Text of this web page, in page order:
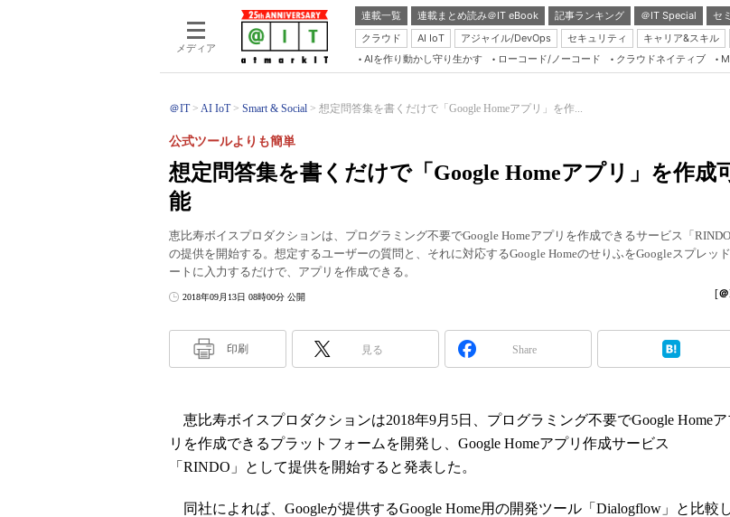
メディア
連載一覧 連載まとめ読み＠IT eBook 記事ランキング ＠IT Special セ
クラウド
AI IoT アジャイル/DevOps セキュリティ キャリア&スキル
AIを作り動かし守り生かす ローコード/ノーコード クラウドネイティブ
＠IT AI IoT Smart & Social 想定問答集を書くだけで「Google Homeアプリ」を作...
想定問答集を書くだけで「Google Homeアプリ」を作成
能
公式ツールよりも簡単
恵比寿ボイスプロダクションは、プログラミング不要でGoogle Homeアプリを作成できるサービス「RINDO
の提供を開始する。想定するユーザーの質問と、それに対応するGoogle HomeのせりふをGoogleスプレッ
ートに入力するだけで、アプリを作成できる。
2018年09月13日 08時00分 公開 [
印刷 見る Share
恵比寿ボイスプロダクションは2018年9月5日、プログラミング不要でGoogle Homeア
リを作成できるプラットフォームを開発し、Google Homeアプリ作成サービス
「RINDO」として提供を開始すると発表した。
同社によれば、Googleが提供するGoogle Home用の開発ツール「Dialogflow」と比較